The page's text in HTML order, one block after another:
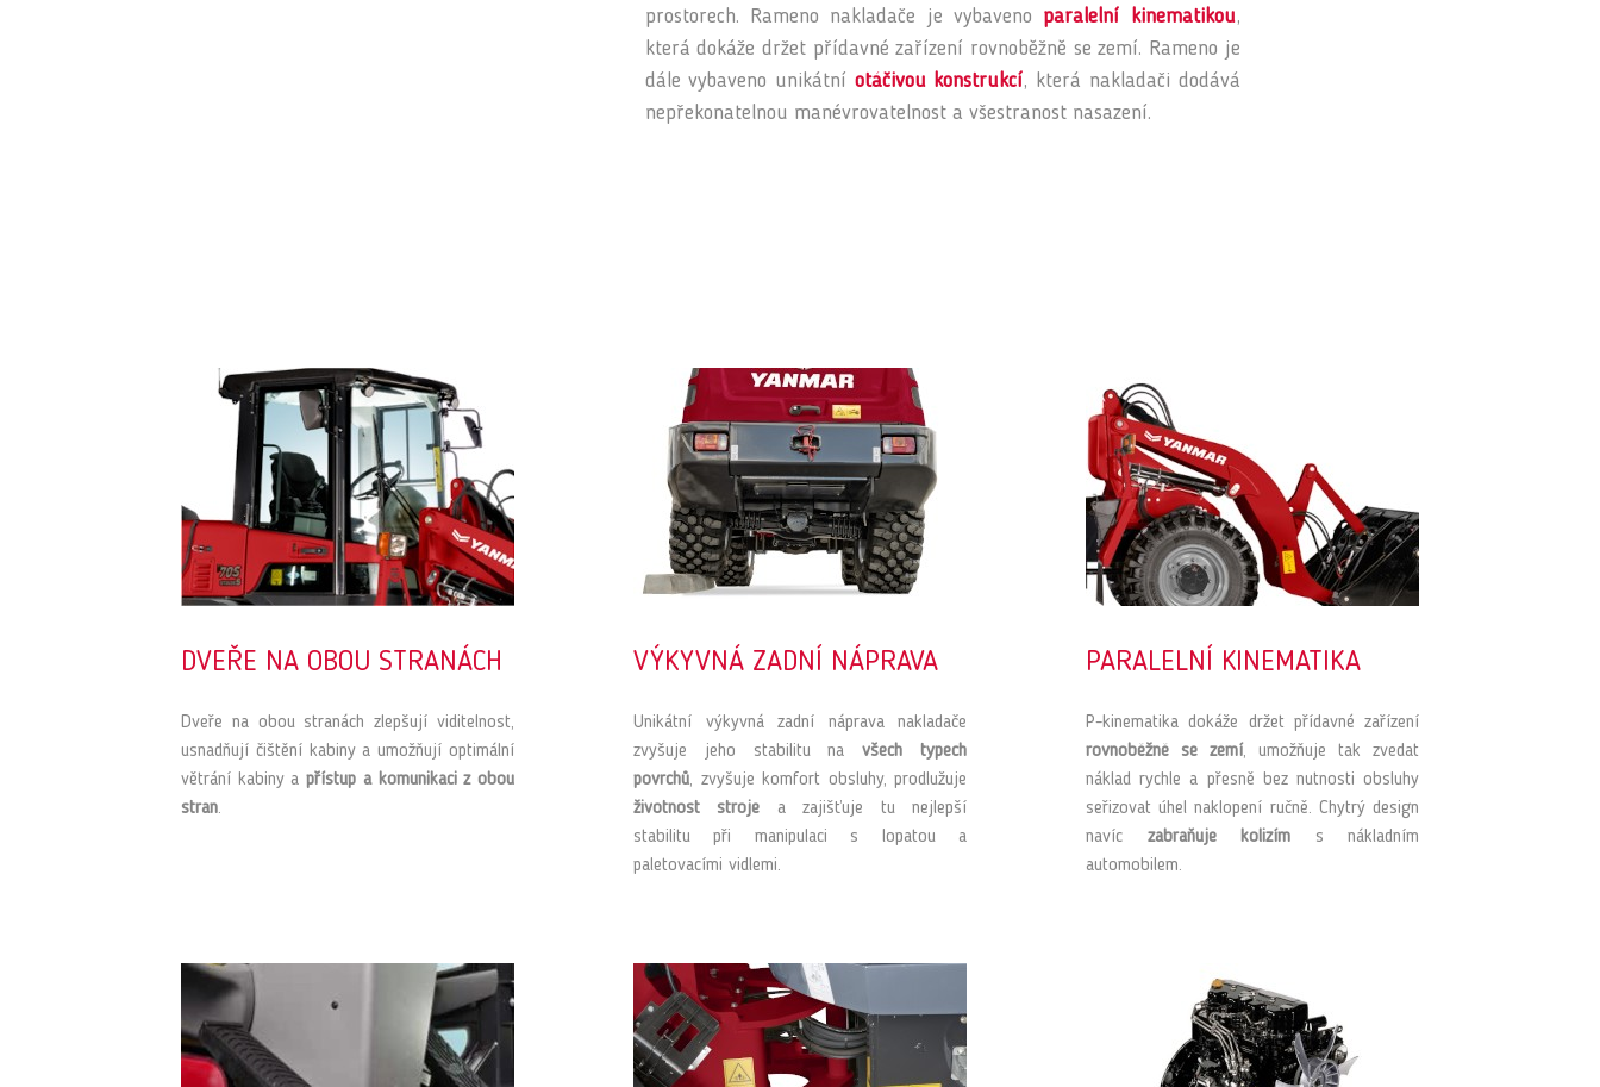
prostorech. Rameno nakladače je vybaveno paralelní kinematikou,
která dokáže držet přídavné zařízení rovnoběžně se zemí. Rameno je
dále vybaveno unikátní otáčivou konstrukcí, která nakladači dodává
nepřekonatelnou manévrovatelnost a všestranost nasazení.
DVEŘE NA OBOU STRANÁCH
Dveře na obou stranách zlepšují viditelnost,
usnadňují čištění kabiny a umožňují optimální
větrání kabiny apřístup a komunikaci z obou
stran.
VÝKYVNÁ ZADNÍ NÁPRAVA
Unikátní výkyvná zadní náprava nakladače
zvyšuje jeho stabilitu navšech typech
povrchů, zvyšuje komfort obsluhy, prodlužuje
životnost stroje a zajišťuje tu nejlepší
stabilitu při manipulaci s lopatou a
paletovacími vidlemi.
PARALELNÍ KINEMATIKA
P-kinematika dokáže držet přídavné zařízení
rovnoběžně se zemí, umožňuje tak zvedat
náklad rychle a přesně bez nutnosti obsluhy
seřizovat úhel naklopení ručně. Chytrý design
navíc zabraňuje kolizím s nákladním
automobilem.